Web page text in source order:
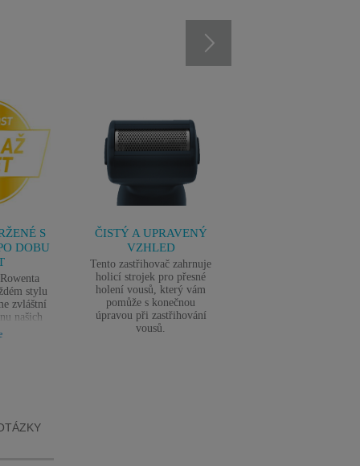
S
DOBU
stylu
zvláštní
našich
naše
ČISTÝ A UPRAVENÝ
VZHLED
Tento zastřihovač zahrnuje
holicí strojek pro přesné
holení vousů, který vám
pomůže s konečnou
úpravou při zastřihování
vousů.